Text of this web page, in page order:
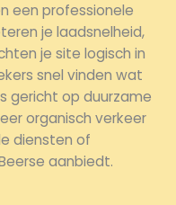
een professionele
je laadsnelheid,
je site logisch in
snel vinden wat
gericht op duurzame
organisch verkeer
diensten of
aanbiedt.